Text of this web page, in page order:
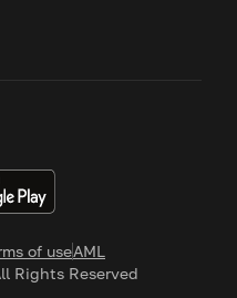
of useAML
Rights Reserved